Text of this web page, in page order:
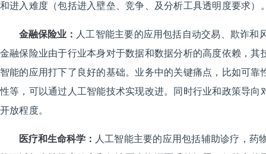
和进入难度（包括进入壁垒、竞争、及分析工具透明度要求）
金融保险业： 人工智能主要的应用包括自动交易、欺诈和
金融保险业由于行业本身对于数据和数据分析的高度依赖，其
智能的应用打下了良好的基础。业务中的关键痛点，比如可靠
性等，可以通过 人工智能技术实现改进。同时行业和政策导向
开放程度。
医疗和生命科学： 人工智能主要的应用包括辅助诊疗，药